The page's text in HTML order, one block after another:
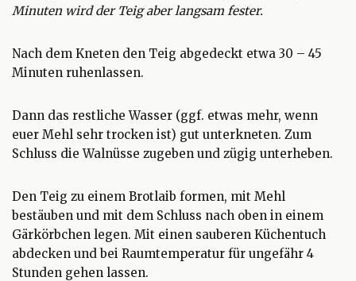
Minuten wird der Teig aber langsam fester.
Nach dem Kneten den Teig abgedeckt etwa 30 – 45
Minuten ruhenlassen.
Dann das restliche Wasser (ggf. etwas mehr, wenn
euer Mehl sehr trocken ist) gut unterkneten. Zum
Schluss die Walnüsse zugeben und zügig unterheben.
Den Teig zu einem Brotlaib formen, mit Mehl
bestäuben und mit dem Schluss nach oben in einem
Gärkörbchen legen. Mit einen sauberen Küchentuch
abdecken und bei Raumtemperatur für ungefähr 4
Stunden gehen lassen.